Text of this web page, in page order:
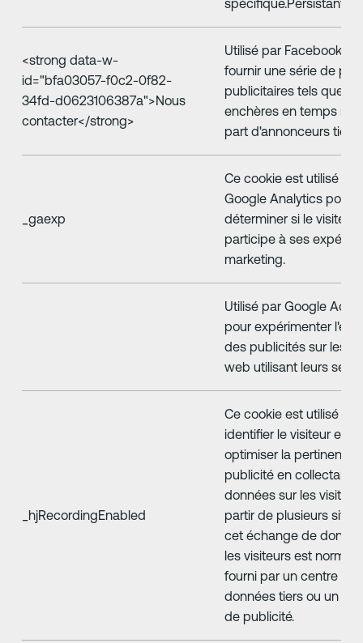
‍<strong data-w-
id="bfa03057-f0c2-0f82-
34fd-d0623106387a">Nous
contacter</strong>
Utilisé par Facebook
fournir une série de
publicitaires tels que
enchères en temps
part d'annonceurs tiers.
_gaexp
Ce cookie est utilisé par
Google Analytics pour
déterminer si le visiteur
participe à ses
marketing.
Utilisé par Google
pour expérimenter
des publicités sur les
web utilisant leurs
_hjRecordingEnabled
Ce cookie est utilisé
identifier le visiteur et
optimiser la pertinence
publicité en collectant
données sur les
partir de plusieurs
cet échange de
les visiteurs est
fourni par un centre de
données tiers ou un
de publicité.